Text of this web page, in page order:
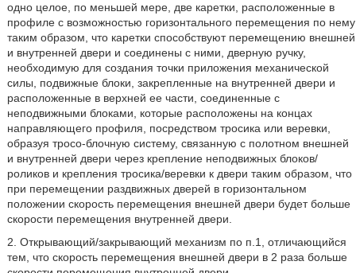
одно целое, по меньшей мере, две каретки, расположенные в
профиле с возможностью горизонтального перемещения по нему
таким образом, что каретки способствуют перемещению внешней
и внутренней двери и соединены с ними, дверную ручку,
необходимую для создания точки приложения механической
силы, подвижные блоки, закрепленные на внутренней двери и
расположенные в верхней ее части, соединенные с
неподвижными блоками, которые расположены на концах
направляющего профиля, посредством тросика или веревки,
образуя тросо-блочную систему, связанную с полотном внешней
и внутренней двери через крепление неподвижных блоков/
роликов и крепления тросика/веревки к двери таким образом, что
при перемещении раздвижных дверей в горизонтальном
положении скорость перемещения внешней двери будет больше
скорости перемещения внутренней двери.
2. Открывающий/закрывающий механизм по п.1, отличающийся
тем, что скорость перемещения внешней двери в 2 раза больше